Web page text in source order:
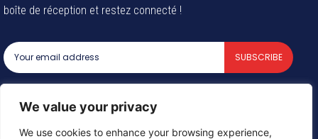
We value your privacy
We use cookies to enhance your browsing experience,
boîte de réception et restez connecté !
SUBSCRIBE